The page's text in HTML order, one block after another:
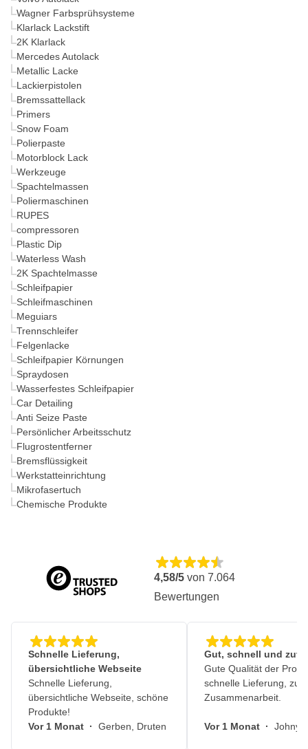
Wagner Farbsprühsysteme
Klarlack Lackstift
2K Klarlack
Mercedes Autolack
Metallic Lacke
Lackierpistolen
Bremssattellack
Primers
Snow Foam
Polierpaste
Motorblock Lack
Werkzeuge
Spachtelmassen
Poliermaschinen
RUPES
compressoren
Plastic Dip
Waterless Wash
2K Spachtelmasse
Schleifpapier
Schleifmaschinen
Meguiars
Trennschleifer
Felgenlacke
Schleifpapier Körnungen
Spraydosen
Wasserfestes Schleifpapier
Car Detailing
Anti Seize Paste
Persönlicher Arbeitsschutz
Flugrostentferner
Bremsflüssigkeit
Werkstatteinrichtung
Mikrofasertuch
Chemische Produkte
4,58/5 von 7.064
Bewertungen
Schnelle Lieferung,
übersichtliche Webseite
Schnelle Lieferung,
übersichtliche Webseite, schöne
Produkte!
Vor 1 Monat · Gerben, Druten
Gut, schnell und
Gute Qualität der
schnelle Lieferung,
Zusammenarbeit.
Vor 1 Monat · Johny,